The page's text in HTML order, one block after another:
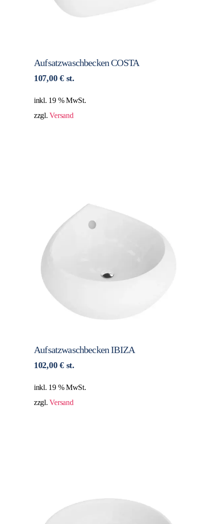
Aufsatzwaschbecken COSTA
107,00€ st.
inkl. 19 % MwSt.
zzgl.Versand
Aufsatzwaschbecken IBIZA
102,00€ st.
inkl. 19 % MwSt.
zzgl.Versand